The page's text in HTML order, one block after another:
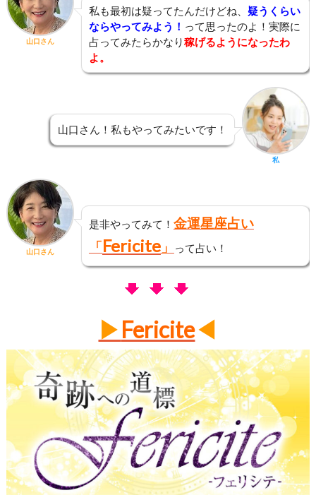
山口さん
私も最初は疑ってたんだけどね、 疑うくらい
ならやってみよう！ って思ったのよ！実際に
占ってみたらかなり稼げるようになったわ
よ。
山口さん！私もやってみたいです！
私
山口さん
是非やってみて！ 金運星座占い
「Fericite」 って占い！
▶Fericite◀